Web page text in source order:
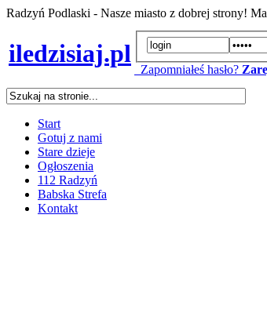
Radzyń Podlaski - Nasze miasto z dobrej strony!
iledzisiaj.pl
Zapomniałeś hasło?
Start
Gotuj z nami
Stare dzieje
Ogłoszenia
112 Radzyń
Babska Strefa
Kontakt